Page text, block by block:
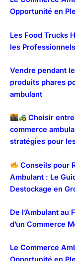
Opportunité en
Les Food Trucks
les
Vendre pendant
produits phares
ambulant
Choisir
commerce
stratégies pour
Conseils pour
Ambulant : Le
Destockage en
De l’Ambulant au
d’un Commerce
Le Commerce